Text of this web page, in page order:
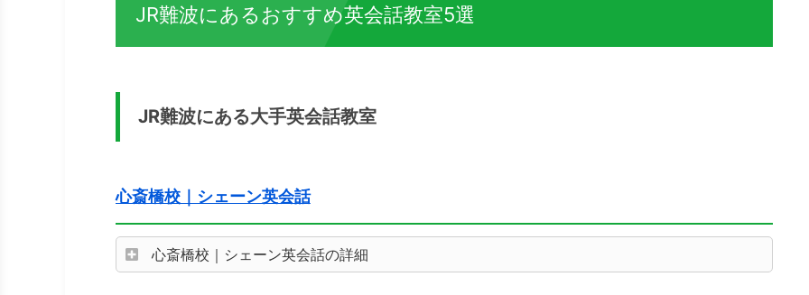
JR難波にあるおすすめ英会話教室5選
JR難波にある大手英会話教室
心斎橋校｜シェーン英会話
心斎橋校｜シェーン英会話の詳細